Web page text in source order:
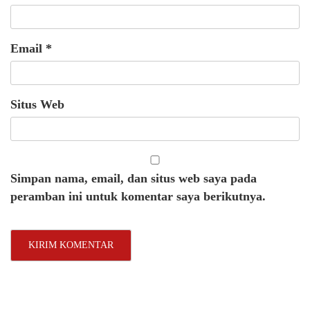
Email *
Situs Web
Simpan nama, email, dan situs web saya pada
peramban ini untuk komentar saya berikutnya.